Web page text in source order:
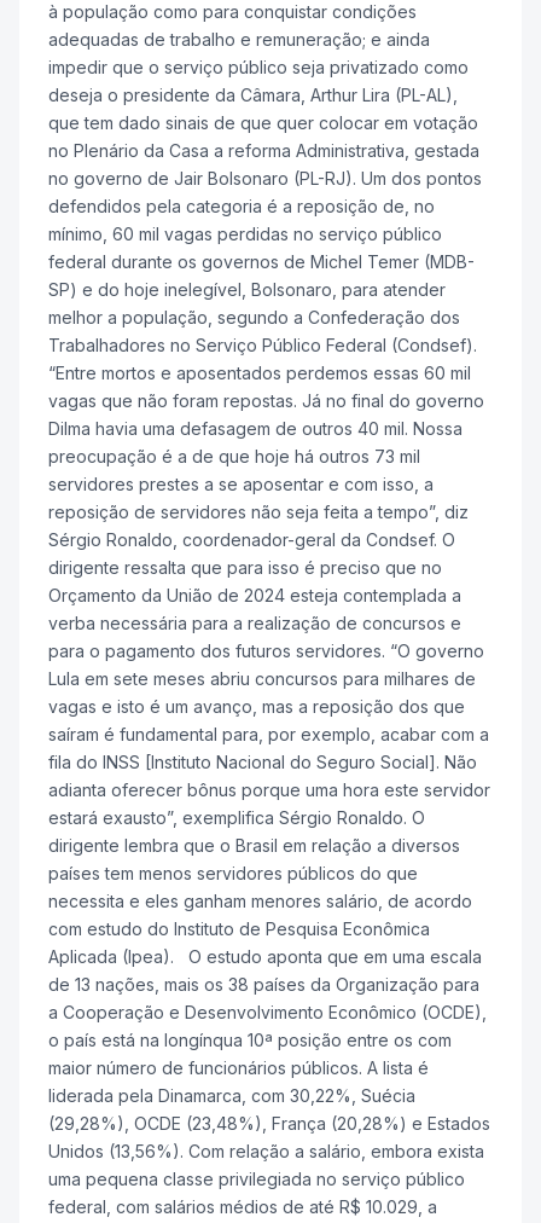
à população como para conquistar condições
adequadas de trabalho e remuneração; e ainda
impedir que o serviço público seja privatizado como
deseja o presidente da Câmara, Arthur Lira (PL-AL),
que tem dado sinais de que quer colocar em votação
no Plenário da Casa a reforma Administrativa, gestada
no governo de Jair Bolsonaro (PL-RJ). Um dos pontos
defendidos pela categoria é a reposição de, no
mínimo, 60 mil vagas perdidas no serviço público
federal durante os governos de Michel Temer (MDB-
SP) e do hoje inelegível, Bolsonaro, para atender
melhor a população, segundo a Confederação dos
Trabalhadores no Serviço Público Federal (Condsef).
“Entre mortos e aposentados perdemos essas 60 mil
vagas que não foram repostas. Já no final do governo
Dilma havia uma defasagem de outros 40 mil. Nossa
preocupação é a de que hoje há outros 73 mil
servidores prestes a se aposentar e com isso, a
reposição de servidores não seja feita a tempo”, diz
Sérgio Ronaldo, coordenador-geral da Condsef. O
dirigente ressalta que para isso é preciso que no
Orçamento da União de 2024 esteja contemplada a
verba necessária para a realização de concursos e
para o pagamento dos futuros servidores. “O governo
Lula em sete meses abriu concursos para milhares de
vagas e isto é um avanço, mas a reposição dos que
saíram é fundamental para, por exemplo, acabar com a
fila do INSS [Instituto Nacional do Seguro Social]. Não
adianta oferecer bônus porque uma hora este servidor
estará exausto”, exemplifica Sérgio Ronaldo. O
dirigente lembra que o Brasil em relação a diversos
países tem menos servidores públicos do que
necessita e eles ganham menores salário, de acordo
com estudo do Instituto de Pesquisa Econômica
Aplicada (Ipea). O estudo aponta que em uma escala
de 13 nações, mais os 38 países da Organização para
a Cooperação e Desenvolvimento Econômico (OCDE),
o país está na longínqua 10ª posição entre os com
maior número de funcionários públicos. A lista é
liderada pela Dinamarca, com 30,22%, Suécia
(29,28%), OCDE (23,48%), França (20,28%) e Estados
Unidos (13,56%). Com relação a salário, embora exista
uma pequena classe privilegiada no serviço público
federal, com salários médios de até R$ 10.029, a